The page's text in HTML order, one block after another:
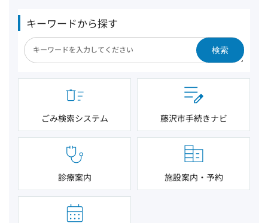
キーワードから探す
検索
ごみ検索システム 藤沢市手続きナビ
診療案内 施設案内・予約